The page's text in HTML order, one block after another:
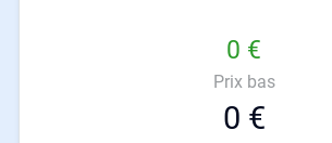
0 €
Prix bas
0 €